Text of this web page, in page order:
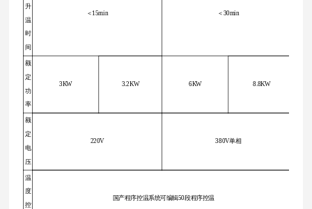
升
温
时
间
＜15min ＜30min
额
定
功
率
3KW 3.2KW 6KW 8.8KW
额
定
电
压
220V 380V单相
温
度
控
国产程序控温系统可编辑50段程序控温